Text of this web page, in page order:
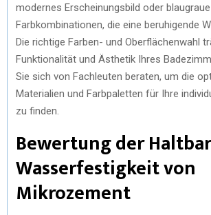
modernes Erscheinungsbild oder blaugraue
Farbkombinationen, die eine beruhigende
Die richtige Farben- und Oberflächenwahl
Funktionalität und Ästhetik Ihres
Sie sich von Fachleuten beraten, um die
Materialien und Farbpaletten für Ihre
zu finden.
Bewertung der
Wasserfestigkeit von
Mikrozement